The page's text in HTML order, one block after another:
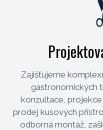
Zajišťujeme
gastronomických
konzultace,
prodej kusových
odborná montáž,